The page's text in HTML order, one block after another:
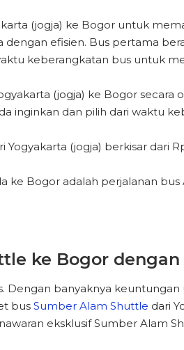
(jogja) ke Bogor untuk
efisien. Bus pertama
keberangkatan bus untuk
(jogja) ke Bogor
inginkan dan pilih dari waktu
(jogja) berkisar dari
Bogor adalah perjalanan
ke Bogor
Dengan banyaknya
bus Sumber Alam Shuttle dari
eksklusif Sumber Alam